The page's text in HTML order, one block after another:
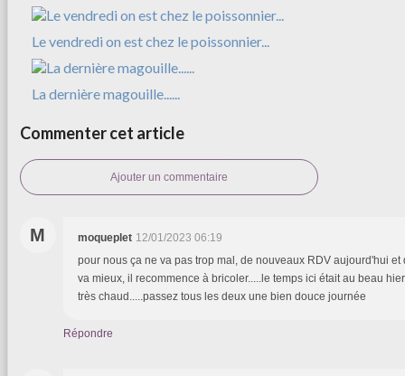
Le vendredi on est chez le poissonnier...
La dernière magouille......
Commenter cet article
Ajouter un commentaire
M moqueplet 12/01/2023 06:19
pour nous ça ne va pas trop mal, de nouveaux RDV aujourd'hui
va mieux, il recommence à bricoler.....le temps ici était au beau
très chaud.....passez tous les deux une bien douce journée
Répondre